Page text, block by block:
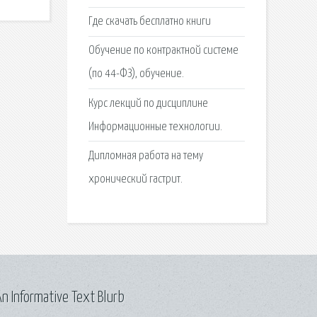
Где скачать бесплатно книги
Обучение по контрактной системе
(по 44-ФЗ), обучение.
Курс лекций по дисциплине
Информационные технологии.
Дипломная работа на тему
хронический гастрит.
Informative Text Blurb